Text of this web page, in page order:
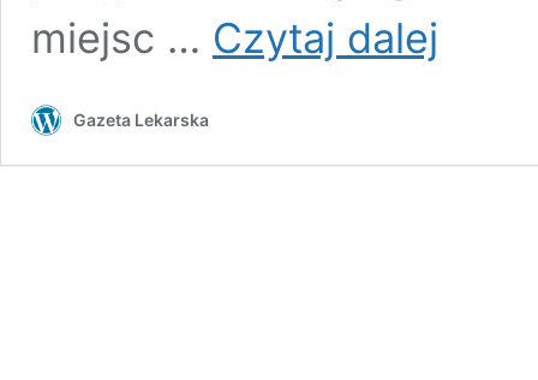
miejsc … Czytaj dalej
Gazeta Lekarska